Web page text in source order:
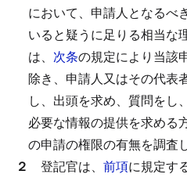
において、申請人となるべ
いると疑うに足りる相当な
は、 次条の規定により当該
除き、申請人又はその代表
し、出頭を求め、質問をし
必要な情報の提供を求める
の申請の権限の有無を調査
２ 登記官は、 前項に規定す